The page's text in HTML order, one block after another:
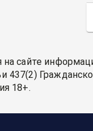
на сайте
437(2)
18+.